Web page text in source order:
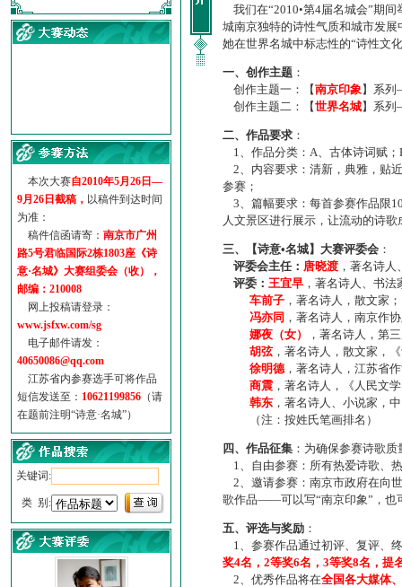
·【诗意·名城】地铁展示作...
诗意名城·地铁时间
地铁完美呈现【诗意·名城...
参赛作品多达5000多首
“诗意·名城”晒诗会
特别通知--致广大诗词爱好...
本次大赛自2010年5月26日—
9月26日截稿， 以稿件到达时间
为准：
稿件信函请寄： 南京市广州
路5号君临国际2栋1803座《诗
意·名城》大赛组委会（收），
邮编：210008
网上投稿请登录：
www.jsfxw.com/sg
电子邮件请发：
40650086@qq.com
江苏省内参赛选手可将作品
短信发送至： 10621199856 （请
在题前注明“诗意·名城”）
关键词:
类 别:
我们在“2010•第4届名城会”期
城南京独特的诗性气质和城市发
她在世界名城中标志性的“诗性文
一、创作主题 ：
创作主题一：【南京印象】系
创作主题二：【世界名城】系
二、作品要求 ：
1、作品分类：A、古体诗词赋；
2、内容要求：清新，典雅，贴
参赛；
3、篇幅要求：每首参赛作品限
人文景区进行展示，让流动的诗
三、【诗意•名城】大赛评委会 ：
评委会主任： 唐晓渡 ，著名诗
评委： 王宜早 ，著名诗人、书
车前子 ，著名诗人，散文家；
冯亦同 ，著名诗人，南京作
娜夜（女）
，著名诗人，第
胡弦，著名诗人，散文家，
徐明德，著名诗人，江苏省
商震 ，著名诗人，《人民文
韩东 ，著名诗人、小说家，
（注：按姓氏笔画排名）
四、作品征集 ：为确保参赛诗歌
1、自由参赛：所有热爱诗歌、
2、邀请参赛：南京市政府在向
歌作品——可以写“南京印象”，也
五、评选与奖励 ：
1、参赛作品通过初评、复评、
奖4名，2等奖6名，3等奖8名，提
2、优秀作品将在全国各大媒体